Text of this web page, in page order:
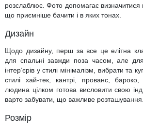
розслаблює. Фото допомагає визначитися
що приємніше бачити і в яких тонах.
Дизайн
Щодо дизайну, перш за все це елітна
для спальні завжди поза часом, але
інтер’єрів у стилі мінімалізм, вибрати та
стилі хай-тек, кантрі, прованс,
людина цілком готова висловити свою
варто забувати, що важливе розташування.
Розмір